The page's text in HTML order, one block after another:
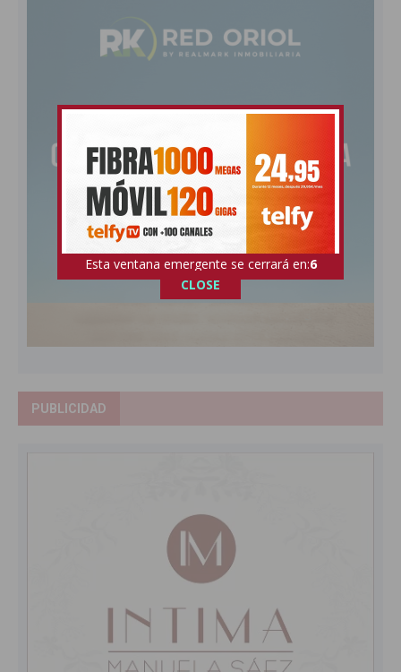
PUBLICIDAD
Esta ventana emergente se cerrará en:5
CLOSE